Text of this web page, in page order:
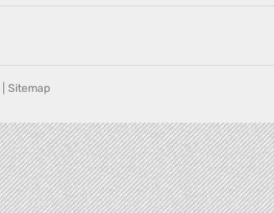
Sitemap